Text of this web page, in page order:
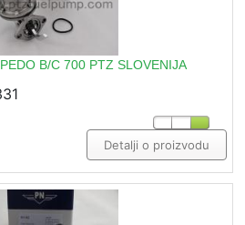
B/C 700 PTZ SLOVENIJA
Detalji o proizvodu